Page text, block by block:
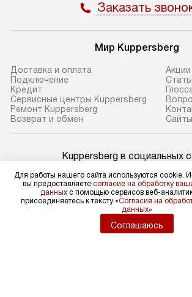
Заказать
Мир Kuppersberg
Доставка и оплата
Подключение
Кредит
Сервисные центры Kuppersberg
Ремонт Kuppersberg
Возврат и обмен
Акции
Kuppersberg в социальных
Для физических лиц
shop@kuppers-
Для юридических лиц
Для работы нашего сайта используются cookie.
вы предоставляете согласие на обработку
данных с помощью сервисов веб-
присоединяетесь к тексту «Согласия на
данных»
Соглашаюсь